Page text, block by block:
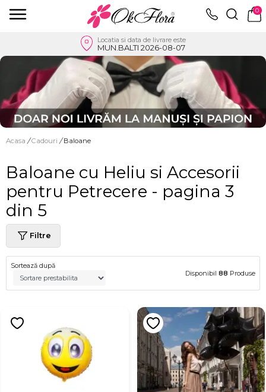
0
Locatia si data de livrare este
MUN.BALTI 2026-08-07
Acasa / Cadouri / Baloane
Baloane cu Heliu si Accesorii
pentru Petrecere - pagina 3
din 5
Filtre
Sortează după
Disponibil 88 Produse